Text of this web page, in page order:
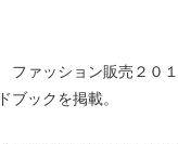
ァッション販売２０
ブックを掲載。